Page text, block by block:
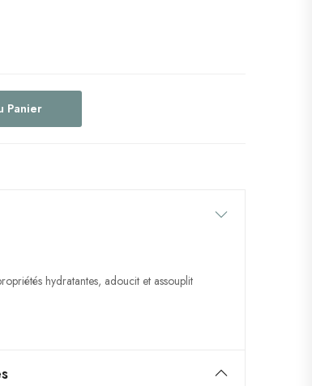
Panier
hydratantes, adoucit et assouplit